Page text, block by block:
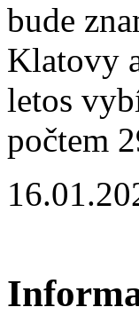
bude
Klatovy
letos
počtem